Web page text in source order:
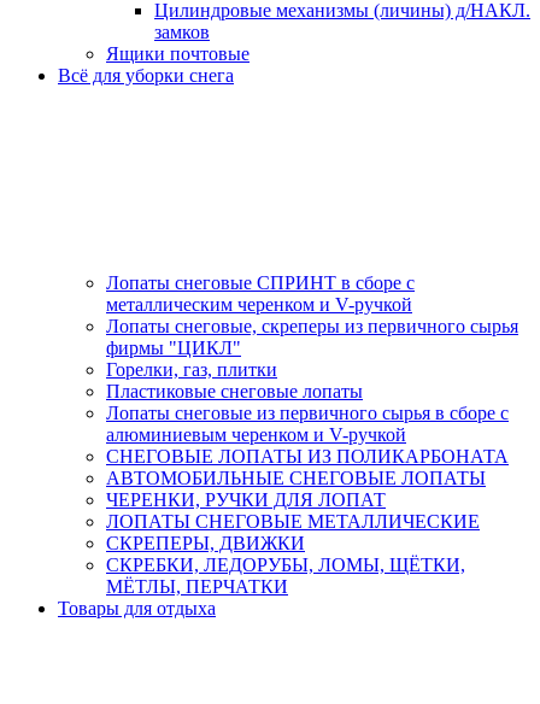
Цилиндровые механизмы (личины) д/НАКЛ.
замков
Ящики почтовые
Всё для уборки снега
Лопаты снеговые СПРИНТ в сборе с
металлическим черенком и V-ручкой
Лопаты снеговые, скреперы из первичного сырья
фирмы "ЦИКЛ"
Горелки, газ, плитки
Пластиковые снеговые лопаты
Лопаты снеговые из первичного сырья в сборе с
алюминиевым черенком и V-ручкой
СНЕГОВЫЕ ЛОПАТЫ ИЗ ПОЛИКАРБОНАТА
АВТОМОБИЛЬНЫЕ СНЕГОВЫЕ ЛОПАТЫ
ЧЕРЕНКИ, РУЧКИ ДЛЯ ЛОПАТ
ЛОПАТЫ СНЕГОВЫЕ МЕТАЛЛИЧЕСКИЕ
СКРЕПЕРЫ, ДВИЖКИ
СКРЕБКИ, ЛЕДОРУБЫ, ЛОМЫ, ЩЁТКИ,
МЁТЛЫ, ПЕРЧАТКИ
Товары для отдыха